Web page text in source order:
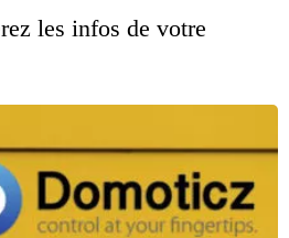
les infos de votre